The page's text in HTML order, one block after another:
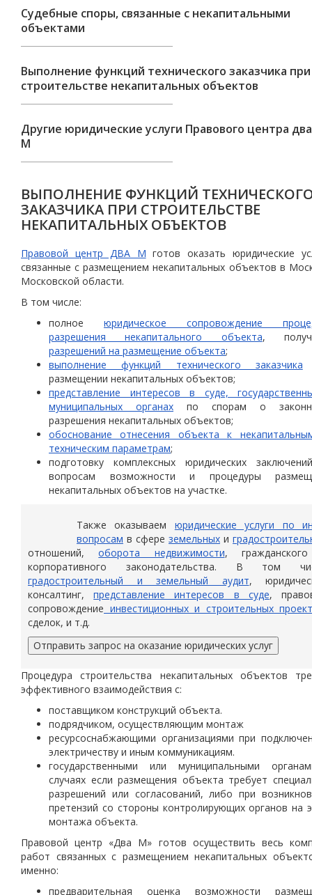
Судебные споры, связанные с некапитальными
объектами
Выполнение функций технического заказчика при
строительстве некапитальных объектов
Другие юридические услуги Правового центра два
М
ВЫПОЛНЕНИЕ ФУНКЦИЙ
ЗАКАЗЧИКА ПРИ СТРОИТЕЛЬСТВЕ
НЕКАПИТАЛЬНЫХ ОБЪЕКТОВ
Правовой центр ДВА М готов оказать юридические
связанные с размещением некапитальных объектов в
Московской области.
В том числе:
полное юридическое сопровождение
разрешения некапитального объекта,
разрешений на размещение объекта;
выполнение функций технического заказчика
размещении некапитальных объектов;
представление интересов в суде,
муниципальных органах по спорам о
разрешения некапитальных объектов;
обоснование отнесения объекта к
техническим параметрам;
подготовку комплексных юридических
вопросам возможности и процедуры
некапитальных объектов на участке.
Также оказываем юридические услуги по
вопросам в сфере земельных и
отношений,оборота недвижимости,
корпоративного законодательства. В том
градостроительный и земельный аудит,
консалтинг,представление интересов в суде,
сопровождение инвестиционных и строительных
сделок, и т.д.
Отправить запрос на оказание юридических услуг
Процедурастроительства некапитальных объектов
эффективного взаимодействия с:
поставщиком конструкций объекта.
подрядчиком, осуществляющим монтаж
ресурсоснабжающими организациями при
электричеству и иным коммуникациям.
государственными или муниципальными
случаях если размещения объекта требует
разрешений или согласований, либо при
претензий со стороны контролирующих органов на
монтажа объекта.
Правовой центр «Два М» готов осуществить весь
работ связанных с размещением некапитальных
именно:
предварительная оценка возможности